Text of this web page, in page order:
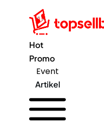
Hot
Promo
Event
Artikel